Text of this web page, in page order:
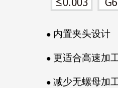
● 内置夹头设计
● 更适合高速加
● 减少无螺母加